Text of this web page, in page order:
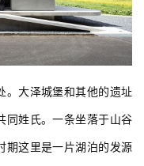
。大泽城堡和其他的遗址
同姓氏。一条坐落于山谷
期这里是一片湖泊的发源